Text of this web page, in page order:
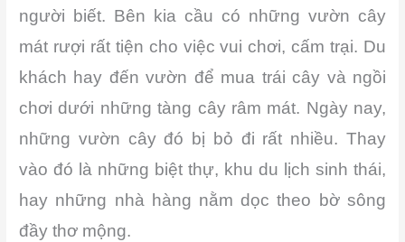
người biết. Bên kia cầu có những vườn cây
mát rượi rất tiện cho việc vui chơi, cấm trại. Du
khách hay đến vườn để mua trái cây và ngồi
chơi dưới những tàng cây râm mát. Ngày nay,
những vườn cây đó bị bỏ đi rất nhiều. Thay
vào đó là những biệt thự, khu du lịch sinh thái,
hay những nhà hàng nằm dọc theo bờ sông
đầy thơ mộng.